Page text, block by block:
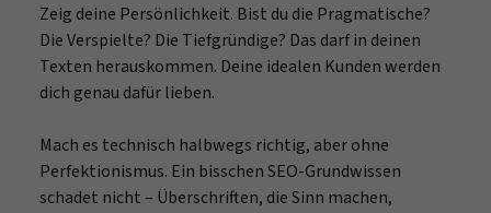
Zeig deine Persönlichkeit. Bist du die Pragmatische?
Die Verspielte? Die Tiefgründige? Das darf in deinen
Texten herauskommen. Deine idealen Kunden werden
dich genau dafür lieben.
Mach es technisch halbwegs richtig, aber ohne
Perfektionismus. Ein bisschen SEO-Grundwissen
schadet nicht – Überschriften, die Sinn machen,